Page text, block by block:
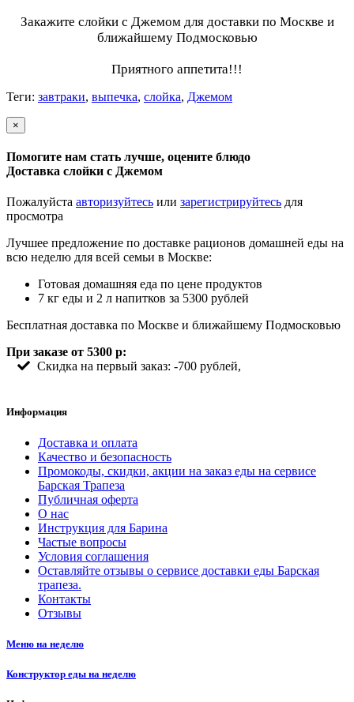
Закажите слойки с Джемомдля доставки по Москве и
ближайшему Подмосковью
Приятного аппетита!!!
Теги: завтраки, выпечка, слойка, Джемом
×
Помогите нам стать лучше, оцените блюдо
Доставка слойки с Джемом
Пожалуйста авторизуйтесь или зарегистрируйтесь для
просмотра
Лучшее предложение по доставке рационов домашней еды на
всю неделю для всей семьи в Москве:
Готовая домашняя еда по цене продуктов
7 кг еды и 2 л напитков за 5300 рублей
Бесплатная доставка по Москве и ближайшему Подмосковью
При заказе от 5300 р:
Скидка на первый заказ: -700 рублей,
Информация
Доставка и оплата
Качество и безопасность
Промокоды, скидки, акции на заказ еды на сервисе
Барская Трапеза
Публичная оферта
О нас
Инструкция для Барина
Частые вопросы
Условия соглашения
Оставляйте отзывы о сервисе доставки еды Барская
трапеза.
Контакты
Отзывы
Меню на неделю
Конструктор еды на неделю